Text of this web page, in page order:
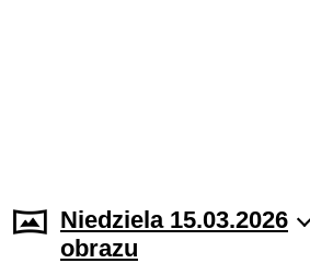
Niedziela 15.03.2026
obrazu